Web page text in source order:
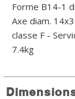
Forme B14-1
Axe diam.
classe F -
7.4kg